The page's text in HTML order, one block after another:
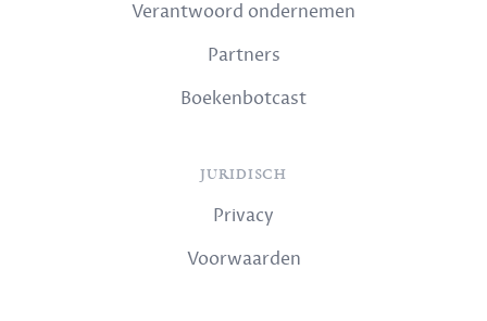
Verantwoord ondernemen
Partners
Boekenbotcast
JURIDISCH
Privacy
Voorwaarden